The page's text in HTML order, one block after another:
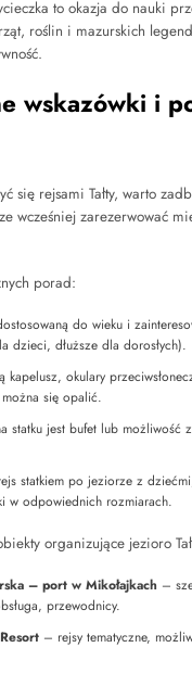
to okazja do nauki
roślin i mazurskich
wskazówki i
się rejsami Tałty, warto
wcześniej zarezerwować
porad:
do wieku i
dzieci, dłuższe dla dorosłych).
kapelusz, okulary
można się opalić.
statku jest bufet lub możliwość
statkiem po jeziorze z
w odpowiednich rozmiarach.
organizujące jezioro
– port w Mikołajkach –
przewodnicy.
– rejsy tematyczne,